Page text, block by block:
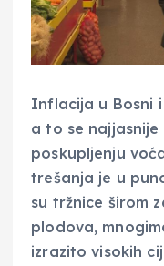
Inflacija u Bosni
a to se
poskupljenju
trešanja je u
su tržnice širom
plodova,
izrazito visokih